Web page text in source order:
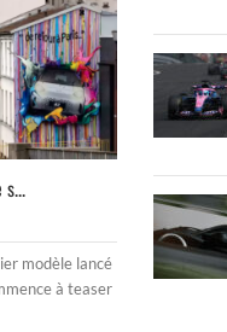
modèle lancé
à teaser